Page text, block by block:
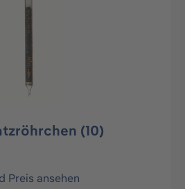
(10)
Preis ansehen